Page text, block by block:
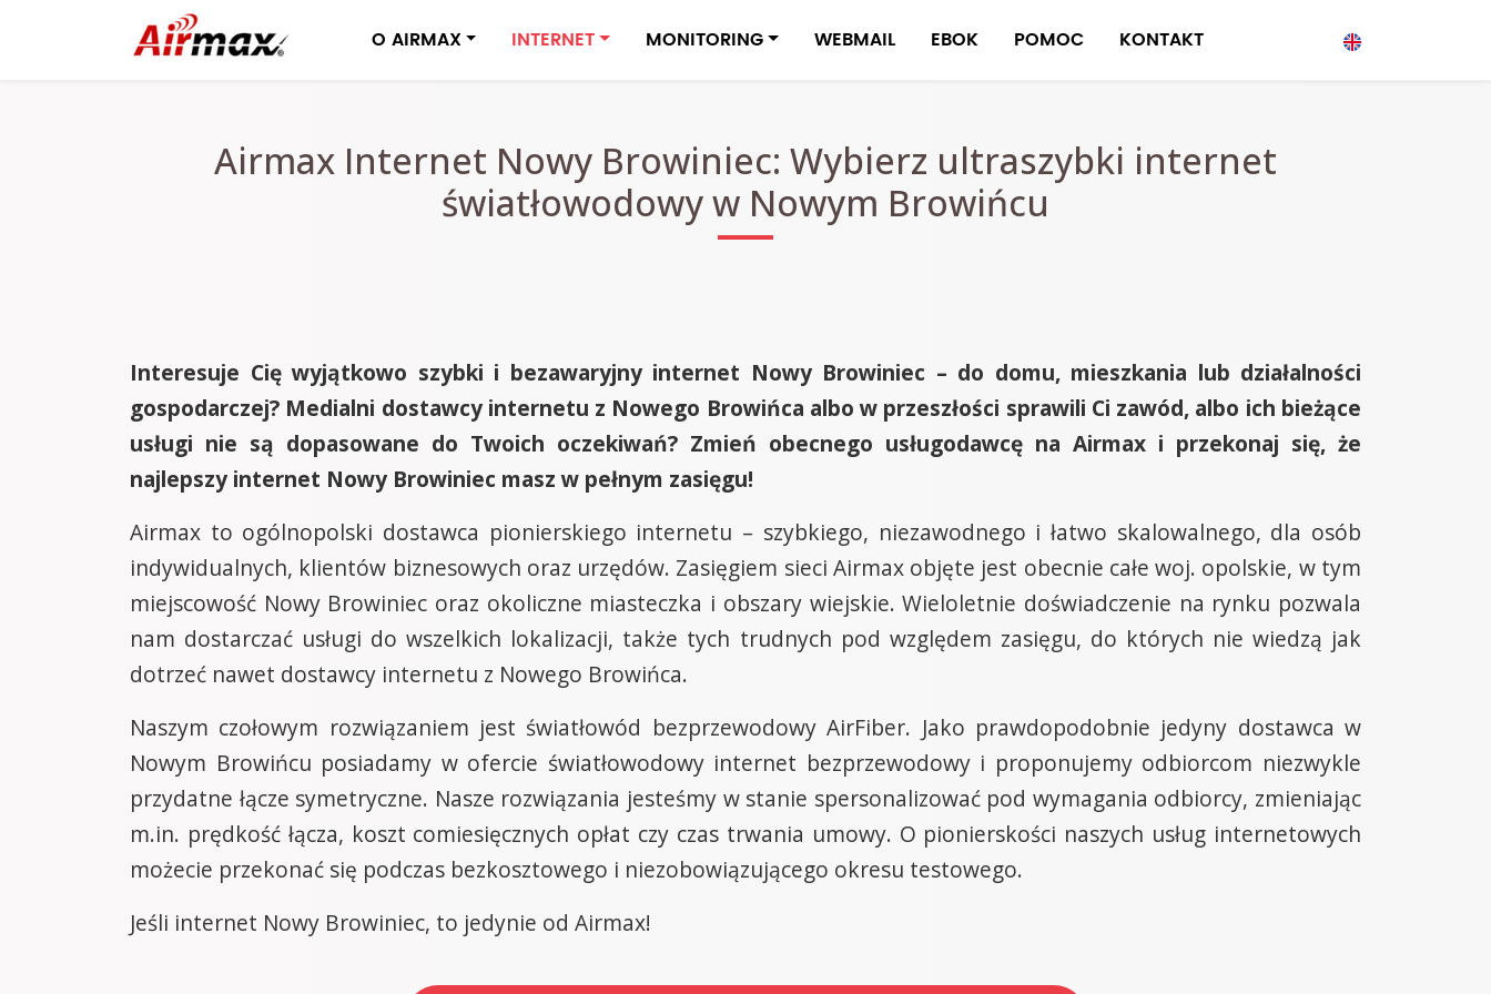
O AIRMAX INTERNET MONITORING WEBMAIL EBOK POMOC KONTAKT
Airmax Internet Nowy Browiniec: Wybierz ultraszybki internet
światłowodowy w Nowym Browińcu
Interesuje Cię wyjątkowo szybki i bezawaryjny internet Nowy Browiniec – do domu, mieszkania lub działalności
gospodarczej? Medialni dostawcy internetu z Nowego Browińca albo w przeszłości sprawili Ci zawód, albo ich bieżące
usługi nie są dopasowane do Twoich oczekiwań? Zmień obecnego usługodawcę na Airmax i przekonaj się, że
najlepszy internet Nowy Browiniec masz w pełnym zasięgu!
Airmax to ogólnopolski dostawca pionierskiego internetu – szybkiego, niezawodnego i łatwo skalowalnego, dla osób
indywidualnych, klientów biznesowych oraz urzędów. Zasięgiem sieci Airmax objęte jest obecnie całe woj. opolskie, w tym
miejscowość Nowy Browiniec oraz okoliczne miasteczka i obszary wiejskie. Wieloletnie doświadczenie na rynku pozwala
nam dostarczać usługi do wszelkich lokalizacji, także tych trudnych pod względem zasięgu, do których nie wiedzą jak
dotrzeć nawet dostawcy internetu z Nowego Browińca.
Naszym czołowym rozwiązaniem jest światłowód bezprzewodowy AirFiber. Jako prawdopodobnie jedyny dostawca w
Nowym Browińcu posiadamy w ofercie światłowodowy internet bezprzewodowy i proponujemy odbiorcom niezwykle
przydatne łącze symetryczne. Nasze rozwiązania jesteśmy w stanie spersonalizować pod wymagania odbiorcy, zmieniając
m.in. prędkość łącza, koszt comiesięcznych opłat czy czas trwania umowy. O pionierskości naszych usług internetowych
możecie przekonać się podczas bezkosztowego i niezobowiązującego okresu testowego.
Jeśli internet Nowy Browiniec, to jedynie od Airmax!